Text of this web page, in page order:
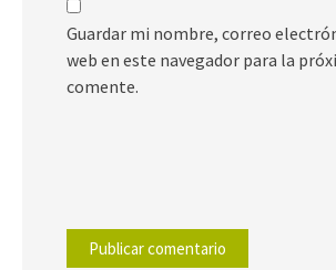
Guardar mi nombre, correo
web en este navegador para la
comente.